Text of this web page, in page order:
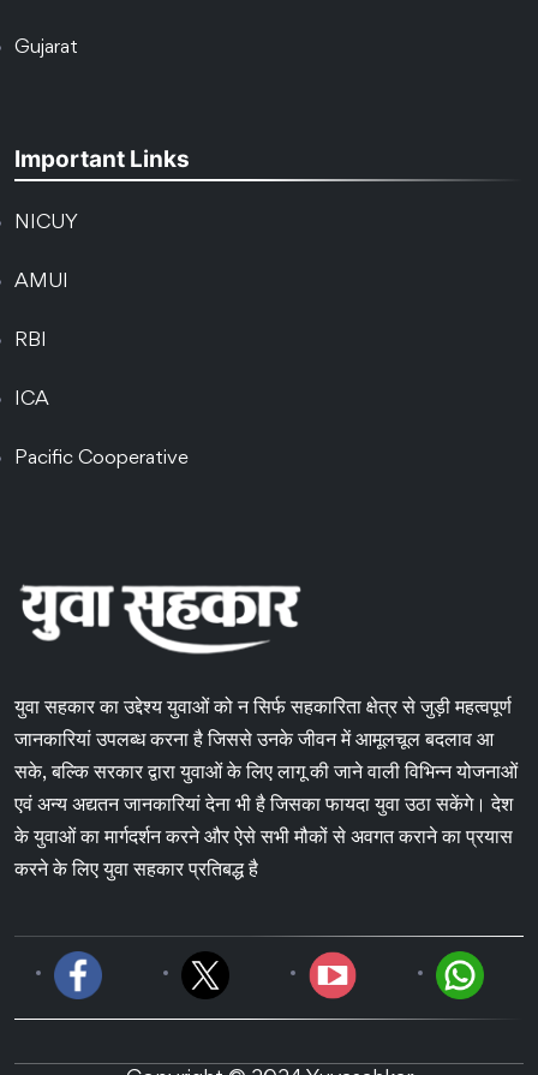
Gujarat
Important Links
NICUY
AMUI
RBI
ICA
Pacific Cooperative
युवा सहकार का उद्देश्य युवाओं को न सिर्फ सहकारिता क्षेत्र से जुड़ी महत्वपूर्ण
जानकारियां उपलब्ध करना है जिससे उनके जीवन में आमूलचूल बदलाव आ
सके, बल्कि सरकार द्वारा युवाओं के लिए लागू की जाने वाली विभिन्न योजनाओं
एवं अन्य अद्यतन जानकारियां देना भी है जिसका फायदा युवा उठा सकेंगे। देश
के युवाओं का मार्गदर्शन करने और ऐसे सभी मौकों से अवगत कराने का प्रयास
करने के लिए युवा सहकार प्रतिबद्ध है